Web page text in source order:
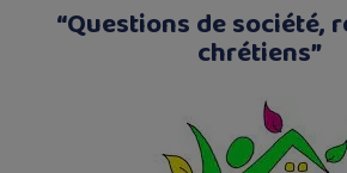
“Questions de société,
chrétiens”